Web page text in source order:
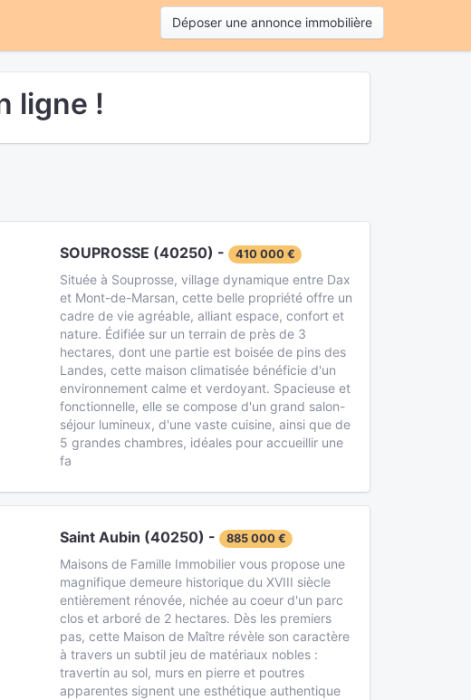
Déposer une annonce immobilière
ligne !
SOUPROSSE (40250) - 410 000 €
Située à Souprosse, village dynamique entre Dax
et Mont-de-Marsan, cette belle propriété offre un
cadre de vie agréable, alliant espace, confort et
nature. Édifiée sur un terrain de près de 3
hectares, dont une partie est boisée de pins des
Landes, cette maison climatisée bénéficie d'un
environnement calme et verdoyant. Spacieuse et
fonctionnelle, elle se compose d'un grand salon-
séjour lumineux, d'une vaste cuisine, ainsi que de
5 grandes chambres, idéales pour accueillir une
fa
Saint Aubin (40250) - 885 000 €
Maisons de Famille Immobilier vous propose une
magnifique demeure historique du XVIII siècle
entièrement rénovée, nichée au coeur d'un parc
clos et arboré de 2 hectares. Dès les premiers
pas, cette Maison de Maître révèle son caractère
à travers un subtil jeu de matériaux nobles :
travertin au sol, murs en pierre et poutres
apparentes signent une esthétique authentique